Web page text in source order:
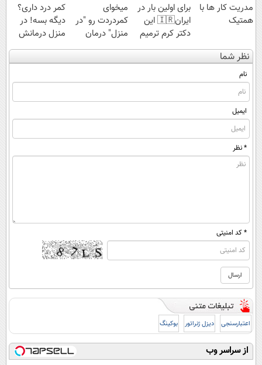
مدریت کار ها با
همتیک
برای اولین بار در
ایران🇮🇷 این
دکتر کرم ترمیم
کننده 23 روزه
ساخت!
میخوای
کمردردت رو "در
منزل" درمان
کنی؟ (◂فیلم +
◂پرسش‌نامه)
کمر درد داری؟
دیگه بسه! در
منزل درمانش
کن
(◀پرسش‌نامه)
نظر شما
نام
ایمیل
* نظر
* کد امنیتی
اعتبارسنجی دیزل ژنراتور بوکینگ
از سراسر وب